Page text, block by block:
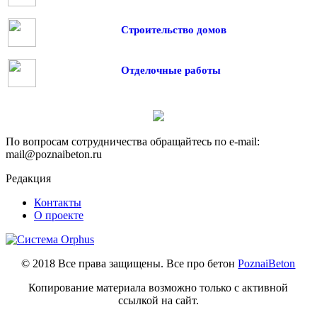
Строительство домов
Отделочные работы
По вопросам сотрудничества обращайтесь по e-mail:
mail@poznaibeton.ru
Редакция
Контакты
О проекте
© 2018 Все права защищены. Все про бетонPoznaiBeton
Копирование материала возможно только с активной
ссылкой на сайт.